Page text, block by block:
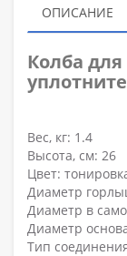
ОПИСАНИЕ
Колба
Вес, кг: 1.4
Высота, см: 26
Цвет:
Диаметр
Диаметр в
Диаметр
Тип